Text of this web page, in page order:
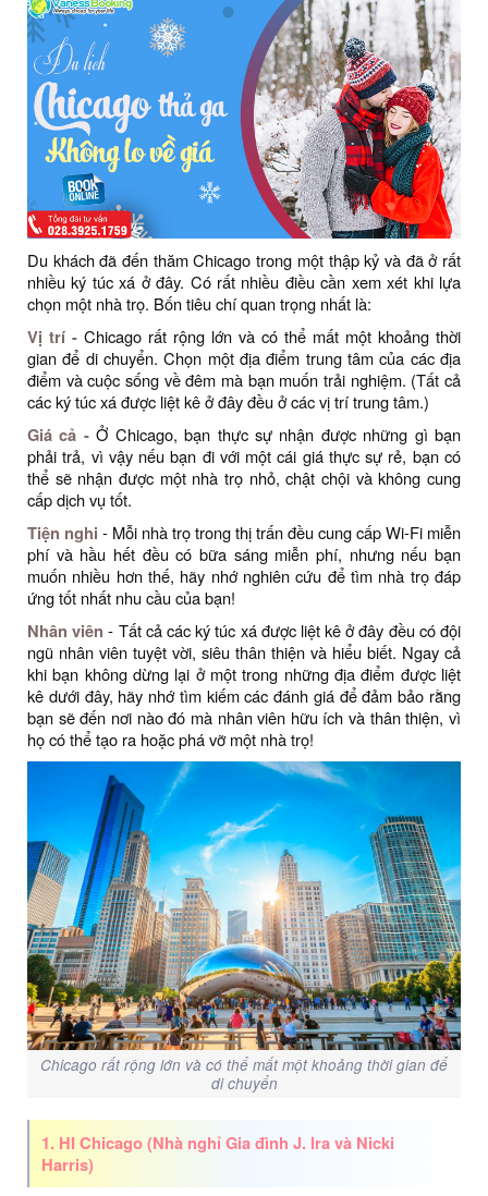
Du khách đã đến thăm Chicago trong một thập kỷ và đã ở rất
nhiều ký túc xá ở đây. Có rất nhiều điều cần xem xét khi lựa
chọn một nhà trọ. Bốn tiêu chí quan trọng nhất là:
Vị trí - Chicago rất rộng lớn và có thể mất một khoảng thời
gian để di chuyển. Chọn một địa điểm trung tâm của các địa
điểm và cuộc sống về đêm mà bạn muốn trải nghiệm. (Tất cả
các ký túc xá được liệt kê ở đây đều ở các vị trí trung tâm.)
Giá cả -Ở Chicago, bạn thực sự nhận được những gì bạn
phải trả, vì vậy nếu bạn đi với một cái giá thực sự rẻ, bạn có
thể sẽ nhận được một nhà trọ nhỏ, chật chội và không cung
cấp dịch vụ tốt.
Tiện nghi - Mỗi nhà trọ trong thị trấn đều cung cấp Wi-Fi miễn
phí và hầu hết đều có bữa sáng miễn phí, nhưng nếu bạn
muốn nhiều hơn thế, hãy nhớ nghiên cứu để tìm nhà trọ đáp
ứng tốt nhất nhu cầu của bạn!
Nhân viên - Tất cả các ký túc xá được liệt kê ở đây đều có đội
ngũ nhân viên tuyệt vời, siêu thân thiện và hiểu biết. Ngay cả
khi bạn không dừng lại ở một trong những địa điểm được liệt
kê dưới đây, hãy nhớ tìm kiếm các đánh giá để đảm bảo rằng
bạn sẽ đến nơi nào đó mà nhân viên hữu ích và thân thiện, vì
họ có thể tạo ra hoặc phá vỡ một nhà trọ!
Chicago rất rộng lớn và có thể mất một khoảng thời gian để
di chuyển
1. HI Chicago (Nhà nghỉ Gia đình J. Ira và Nicki
Harris)